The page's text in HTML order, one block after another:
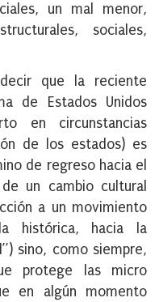
un mal menor,
sociales,
que la reciente
de Estados Unidos
en circunstancias
de los estados) es
de regreso hacia el
un cambio cultural
a un movimiento
histórica, hacia la
sino, como siempre,
protege las micro
en algún momento